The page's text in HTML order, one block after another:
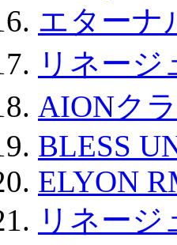
エターナ
リネージ
AIONク
BLESS
ELYON
リネージ